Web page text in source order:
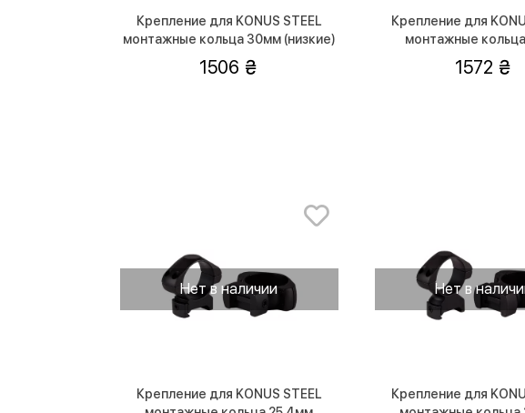
Крепление для KONUS STEEL
монтажные кольца 30мм (низкие)
1506
Крепление для
монтажные
(высокие)
1572
Нет в наличии
Крепление для KONUS STEEL
Нет в
Крепление для